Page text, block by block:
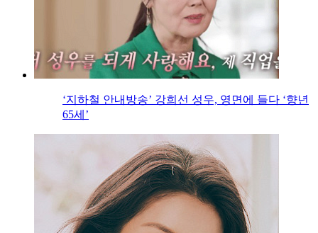
‘지하철 안내방송’ 강희선 성우, 영면에 들다 ‘향년
65세’